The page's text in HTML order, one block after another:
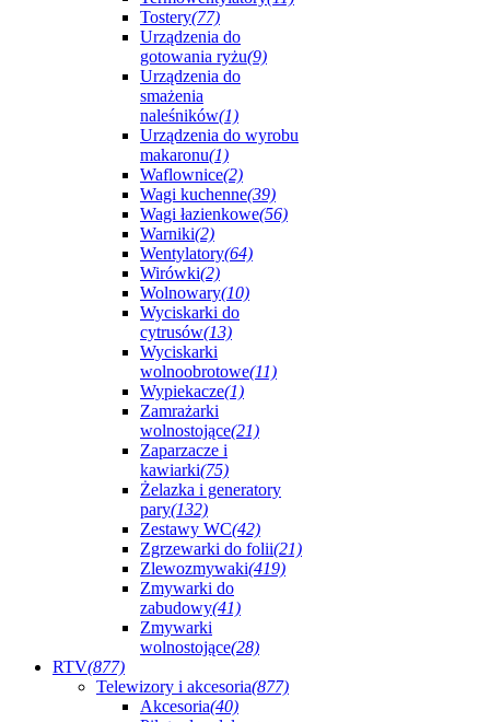
Tostery(77)
Urządzenia do
gotowania ryżu(9)
Urządzenia do
smażenia
naleśników(1)
Urządzenia do wyrobu
makaronu(1)
Waflownice(2)
Wagi kuchenne(39)
Wagi łazienkowe(56)
Warniki(2)
Wentylatory(64)
Wirówki(2)
Wolnowary(10)
Wyciskarki do
cytrusów(13)
Wyciskarki
wolnoobrotowe(11)
Wypiekacze(1)
Zamrażarki
wolnostojące(21)
Zaparzacze i
kawiarki(75)
Żelazka i generatory
pary(132)
Zestawy WC(42)
Zgrzewarki do folii(21)
Zlewozmywaki(419)
Zmywarki do
zabudowy(41)
Zmywarki
wolnostojące(28)
RTV(877)
Telewizory i akcesoria(877)
Akcesoria(40)